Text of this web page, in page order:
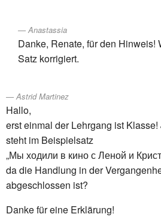
Anastassia
Danke, Renate, für den Hinweis!
Satz korrigiert.
Astrid Martinez
Hallo,
erst einmal der Lehrgang ist
steht im Beispielsatz
„Мы ходили в кино с Леной и
da die Handlung in der
abgeschlossen ist?
Danke für eine Erklärung!